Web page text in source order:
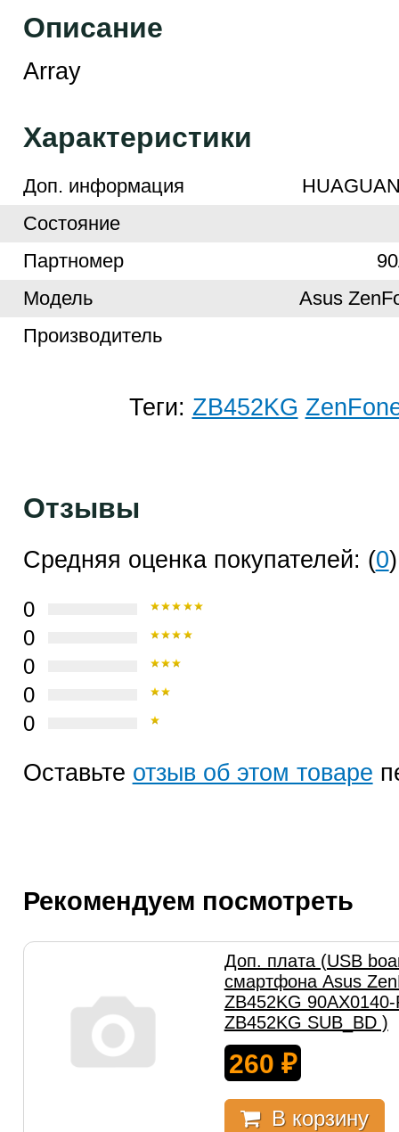
Описание
Array
Характеристики
Доп. информация
Cостояние
Партномер
Модель
Asus
Производитель
Теги: ZB452KG
Отзывы
Средняя оценка покупателей: (0)
0
0
0
0
0
Оставьте отзыв об этом товаре
Рекомендуем посмотреть
Доп. плата (USB
смартфона Asus
ZB452KG
ZB452KG SUB_BD )
260 ₽
В корзину